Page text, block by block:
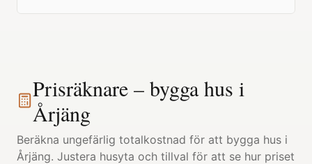
Prisräknare – bygga hus i
Årjäng
Beräkna ungefärlig totalkostnad för att bygga hus i
Årjäng. Justera husyta och tillval för att se hur priset